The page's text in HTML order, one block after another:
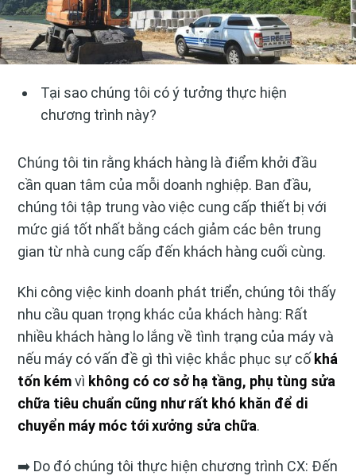
Tại sao chúng tôi có ý tưởng thực hiện
chương trình này?
Chúng tôi tin rằng khách hàng là điểm khởi đầu
cần quan tâm của mỗi doanh nghiệp. Ban đầu,
chúng tôi tập trung vào việc cung cấp thiết bị với
mức giá tốt nhất bằng cách giảm các bên trung
gian từ nhà cung cấp đến khách hàng cuối cùng.
Khi công việc kinh doanh phát triển, chúng tôi thấy
nhu cầu quan trọng khác của khách hàng: Rất
nhiều khách hàng lo lắng về tình trạng của máy và
nếu máy có vấn đề gì thì việc khắc phục sự cố khá
tốn kémvì không có cơ sở hạ tầng, phụ tùng sửa
chữa tiêu chuẩn cũng như rất khó khăn để di
chuyển máy móc tới xưởng sửa chữa.
➡️ Do đó chúng tôi thực hiện chương trình CX: Đến